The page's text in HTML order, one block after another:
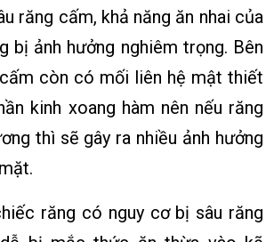
răng cấm, khả năng ăn nhai của
bị ảnh hưởng nghiêm trọng. Bên
còn có mối liên hệ mật thiết
kinh xoang hàm nên nếu răng
thì sẽ gây ra nhiều ảnh hưởng
răng có nguy cơ bị sâu răng